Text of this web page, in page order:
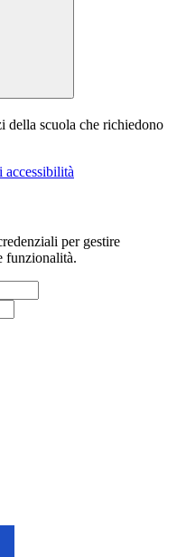
della scuola che richiedono
per gestire
funzionalità.